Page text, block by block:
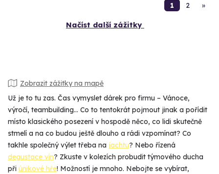
1 2 »
Načíst další zážitky
Zobrazit zážitky na mapě
Už je to tu zas. Čas vymyslet dárek pro firmu – Vánoce,
výročí, teambuilding... Co to tentokrát pojmout jinak a pořídit
místo klasického posezení v hospodě něco, co lidi skutečně
stmelí a na co budou ještě dlouho a rádi vzpomínat? Co
takhle společný výlet třeba na jachtu? Nebo řízená
degustace vín? Zkuste v kolezích probudit týmového ducha
při únikové hře! Možností je mnoho. Nebojte se vybírat,